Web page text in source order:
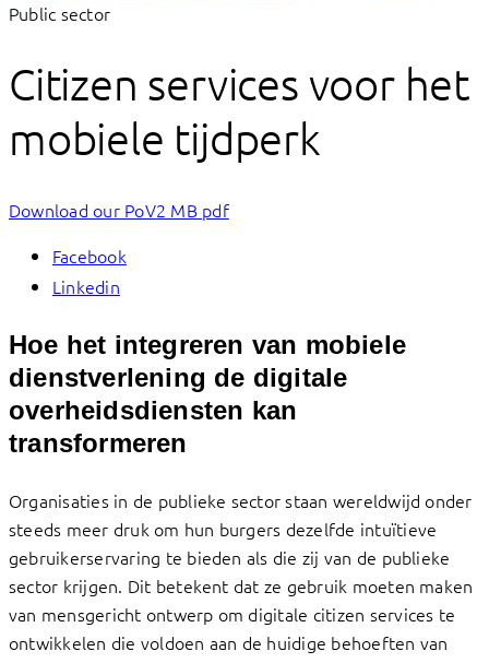
Public sector
Citizen services voor het
mobiele tijdperk
Download our PoV2 MB pdf
Facebook
Linkedin
Hoe het integreren van mobiele
dienstverlening de digitale
overheidsdiensten kan
transformeren
Organisaties in de publieke sector staan wereldwijd onder
steeds meer druk om hun burgers dezelfde intuïtieve
gebruikerservaring te bieden als die zij van de publieke
sector krijgen. Dit betekent dat ze gebruik moeten maken
van mensgericht ontwerp om digitale citizen services te
ontwikkelen die voldoen aan de huidige behoeften van